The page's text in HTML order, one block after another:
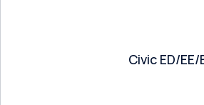
Civic ED/EE/